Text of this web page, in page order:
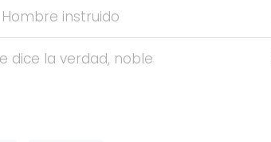
Hombre instruido
dice la verdad, noble